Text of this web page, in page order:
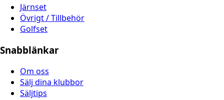
Järnset
Övrigt / Tillbehör
Golfset
Snabblänkar
Om oss
Sälj dina klubbor
Säljtips